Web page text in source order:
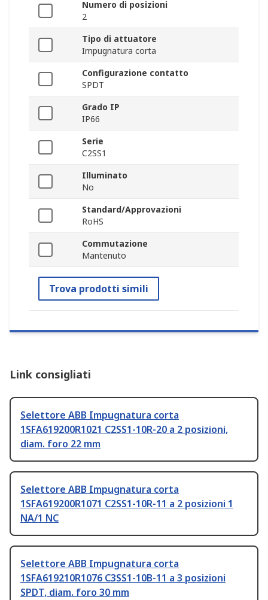
Numero di posizioni
2
Tipo di attuatore
Impugnatura corta
Configurazione contatto
SPDT
Grado IP
IP66
Serie
C2SS1
Illuminato
No
Standard/Approvazioni
RoHS
Commutazione
Mantenuto
Trova prodotti simili
Link consigliati
Selettore ABB Impugnatura corta
1SFA619200R1021 C2SS1-10R-20 a 2 posizioni,
diam. foro 22 mm
Selettore ABB Impugnatura corta
1SFA619200R1071 C2SS1-10R-11 a 2 posizioni 1
NA/1 NC
Selettore ABB Impugnatura corta
1SFA619210R1076 C3SS1-10B-11 a 3 posizioni
SPDT, diam. foro 30 mm